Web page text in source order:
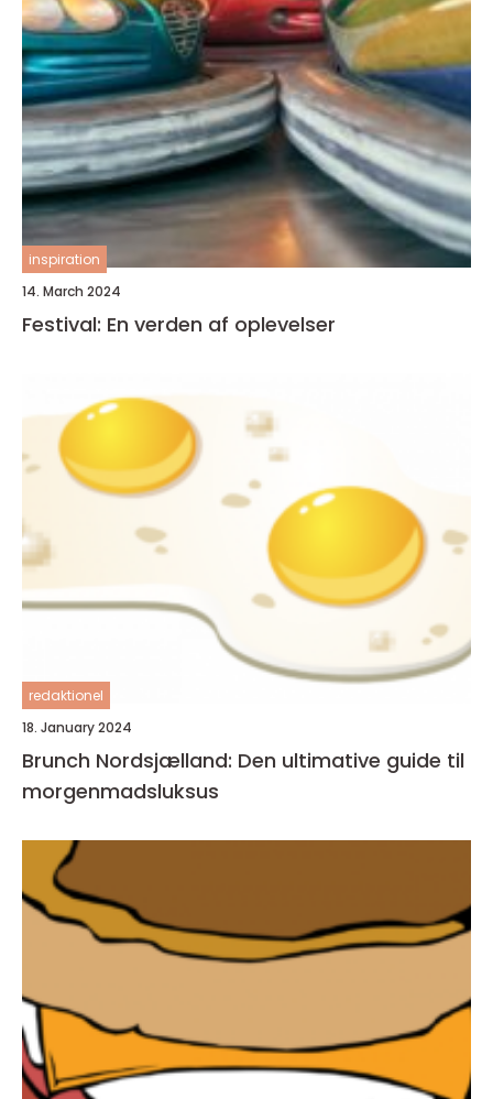
inspiration
14. March 2024
Festival: En verden af oplevelser
redaktionel
18. January 2024
Brunch Nordsjælland: Den ultimative guide til
morgenmadsluksus